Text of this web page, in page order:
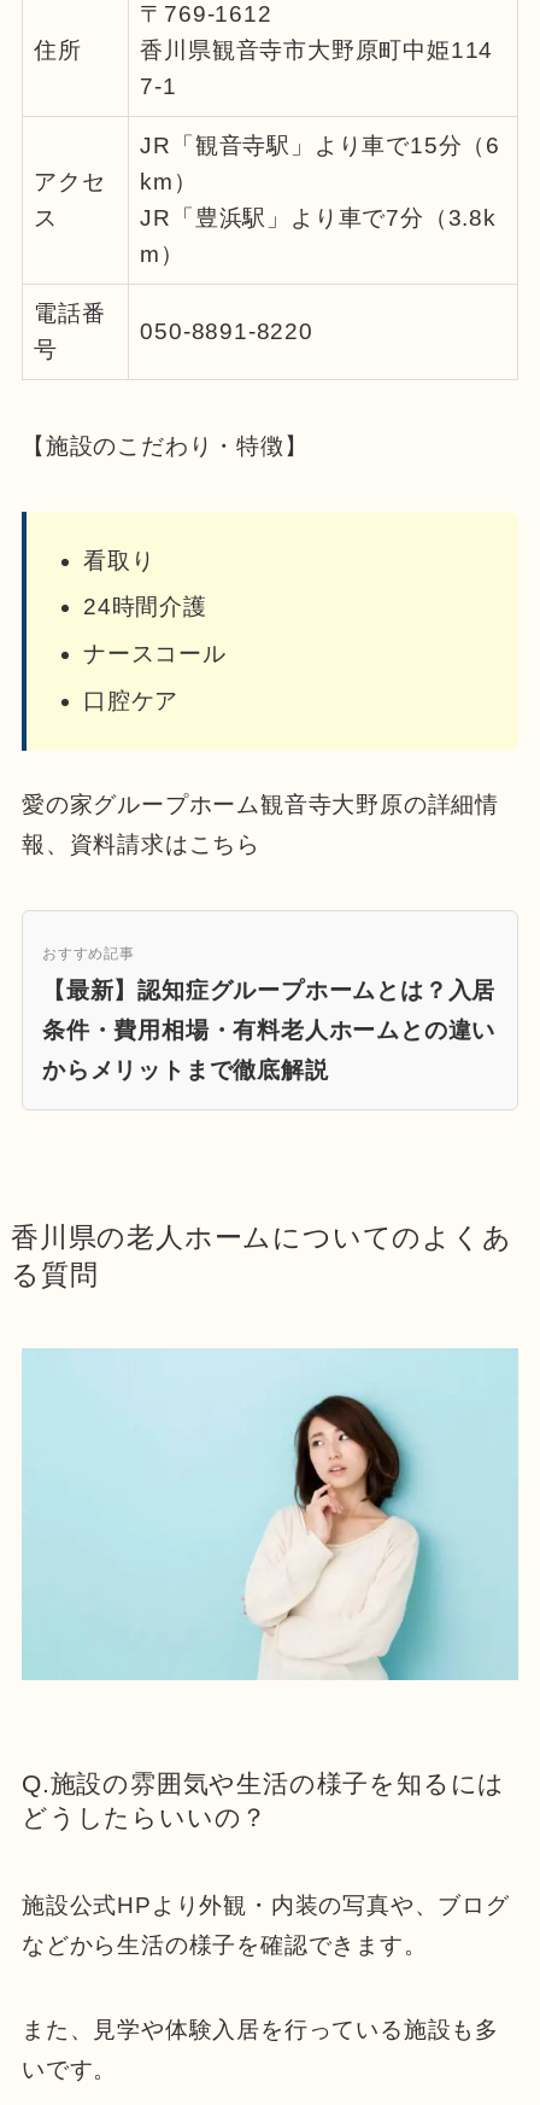
住所
〒769-1612
香川県観音寺市大野原町中姫114
7-1
アクセ
ス
JR「観音寺駅」より車で15分（6
km）
JR「豊浜駅」より車で7分（3.8k
m）
電話番
号
050-8891-8220
【施設のこだわり・特徴】
看取り
24時間介護
ナースコール
口腔ケア
愛の家グループホーム観音寺大野原の詳細情
報、資料請求はこちら
おすすめ記事
【最新】認知症グループホームとは？入居
条件・費用相場・有料老人ホームとの違い
からメリットまで徹底解説
香川県の老人ホームについてのよくあ
る質問
Q.施設の雰囲気や生活の様子を知るには
どうしたらいいの？
施設公式HPより外観・内装の写真や、ブログ
などから生活の様子を確認できます。
また、見学や体験入居を行っている施設も多
いです。